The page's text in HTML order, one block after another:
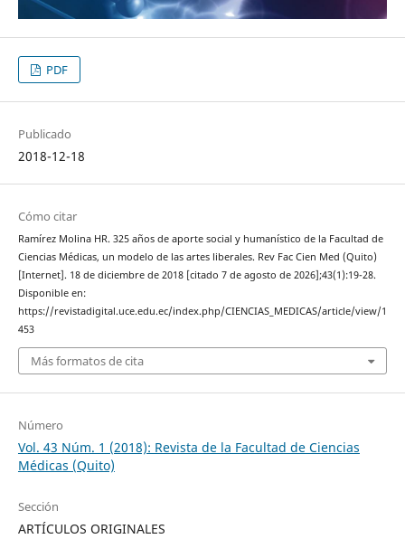
PDF
Publicado
2018-12-18
Cómo citar
Ramírez Molina HR. 325 años de aporte social y humanístico de la Facultad de
Ciencias Médicas, un modelo de las artes liberales. Rev Fac Cien Med (Quito)
[Internet]. 18 de diciembre de 2018 [citado 7 de agosto de 2026];43(1):19-28.
Disponible en:
https://revistadigital.uce.edu.ec/index.php/CIENCIAS_MEDICAS/article/view/1
453
Más formatos de cita
Número
Vol. 43 Núm. 1 (2018): Revista de la Facultad de Ciencias
Médicas (Quito)
Sección
ARTÍCULOS ORIGINALES